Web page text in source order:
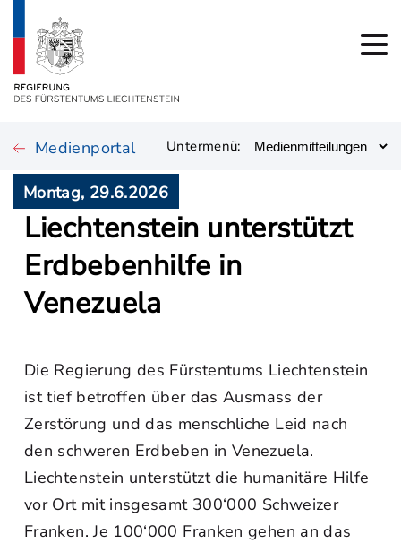
Medienportal Untermenü:
Montag, 29.6.2026
Liechtenstein unterstützt
Erdbebenhilfe in
Venezuela
Die Regierung des Fürstentums Liechtenstein
ist tief betroffen über das Ausmass der
Zerstörung und das menschliche Leid nach
den schweren Erdbeben in Venezuela.
Liechtenstein unterstützt die humanitäre Hilfe
vor Ort mit insgesamt 300‘000 Schweizer
Franken. Je 100‘000 Franken gehen an das